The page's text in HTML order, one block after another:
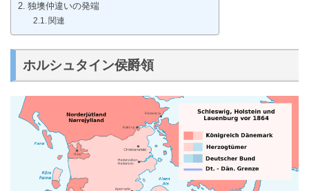
独墺仲違いの発端
関連
ホルシュタイン侯爵領